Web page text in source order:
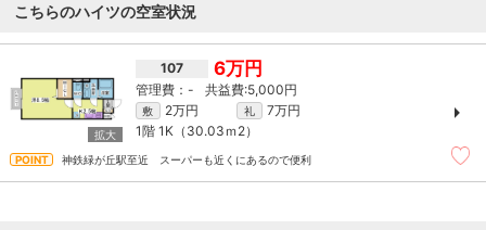
こちらのハイツの空室状況
107 6万円
- 5,000円
敷 2万円 礼
7万円
1階 1K（30.03ｍ 2）
神鉄緑が丘駅至近 スーパーも近くにあるので便利